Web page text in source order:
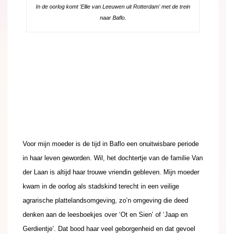
In de oorlog komt 'Ellie van Leeuwen uit Rotterdam' met de trein
naar Baflo.
Voor mijn moeder is de tijd in Baflo een onuitwisbare periode
in haar leven geworden. Wil, het dochtertje van de familie Van
der Laan is altijd haar trouwe vriendin gebleven. Mijn moeder
kwam in de oorlog als stadskind terecht in een veilige
agrarische plattelandsomgeving, zo’n omgeving die deed
denken aan de leesboekjes over ‘Ot en Sien’ of ‘Jaap en
Gerdientje’. Dat bood haar veel geborgenheid en dat gevoel